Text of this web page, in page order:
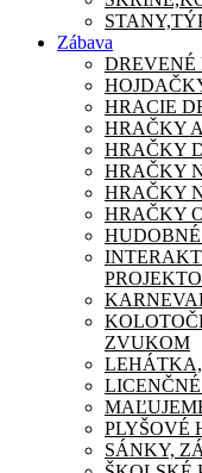
Zábava
HRACIE
HRAČKY
HRAČKY
HRAČKY
HRAČKY
HRAČKY
ZVUKOM
PLYŠOVÉ
SÁNKY,